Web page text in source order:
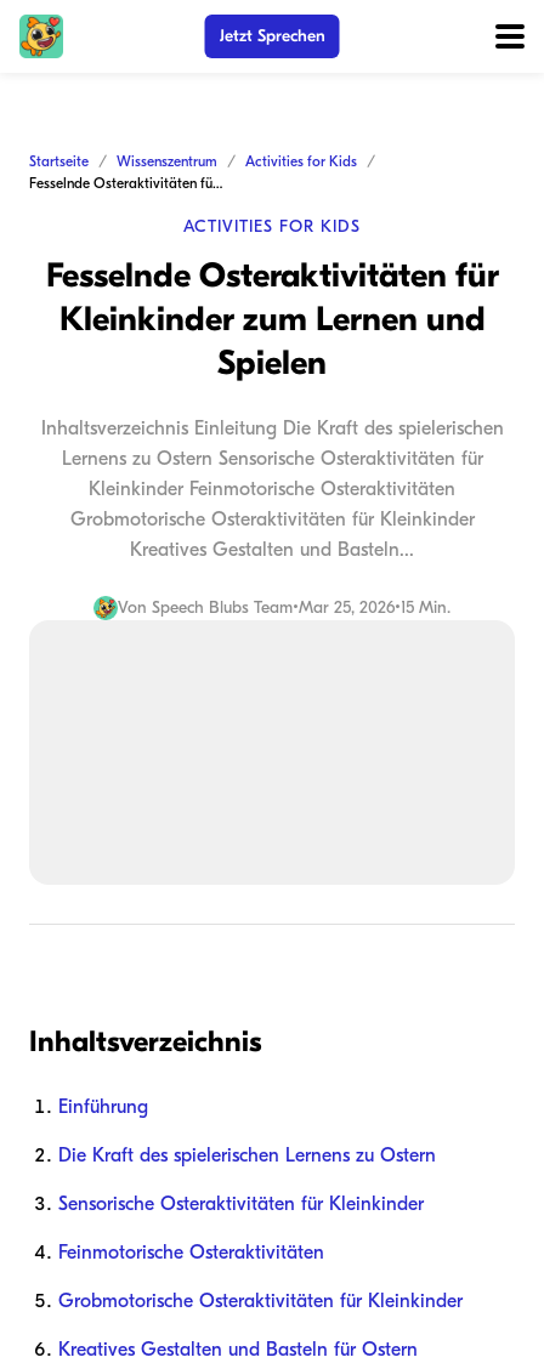
Jetzt Sprechen
Startseite Wissenszentrum
Activities for Kids
Fesselnde Osteraktivitäten für Kleinkinder zum Lernen und Spielen
ACTIVITIES FOR KIDS
Fesselnde Osteraktivitäten für
Kleinkinder zum Lernen und
Spielen
Inhaltsverzeichnis Einleitung Die Kraft des spielerischen
Lernens zu Ostern Sensorische Osteraktivitäten für
Kleinkinder Feinmotorische Osteraktivitäten
Grobmotorische Osteraktivitäten für Kleinkinder
Kreatives Gestalten und Basteln...
Von Speech Blubs Team•Mar 25, 2026•15 Min.
Inhaltsverzeichnis
Einführung
Die Kraft des spielerischen Lernens zu Ostern
Sensorische Osteraktivitäten für Kleinkinder
Feinmotorische Osteraktivitäten
Grobmotorische Osteraktivitäten für Kleinkinder
Kreatives Gestalten und Basteln für Ostern